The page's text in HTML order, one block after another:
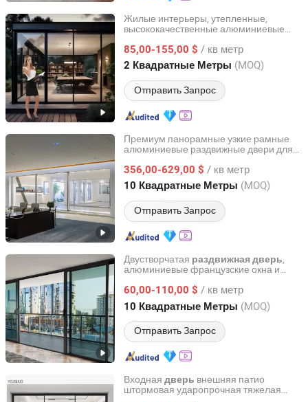
Жилые интерьеры, утепленные,
высококачественные алюминиевые
двери и окна для офисов, сделай сам
85,00-155,00 $ / кв метр
2 Квадратные Метры (MOQ)
Отправить Запрос
Guangzhou Xiya Building Material Co., Ltd.
Guangdong, China с 2020
Премиум панорамные узкие рамные
алюминиевые раздвижные двери для
356,00-629,00 $ / кв метр
10 Квадратные Метры (MOQ)
Отправить Запрос
ZYF International Commercial (Suzhou) Co., Ltd.
Jiangsu, China с 2025
Двустворчатая раздвижная дверь,
алюминиевые французские окна и
двери
60,00-110,00 $ / кв метр
10 Квадратные Метры (MOQ)
Отправить Запрос
QINGDAO ROCKY GROUP CO., LTD
Shandong, China с 2021
Входная дверь внешняя патио
штормовая ударопрочная тяжелая
Zeyi Aluminum Co., Ltd.